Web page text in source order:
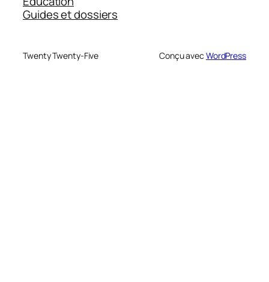
Guides et dossiers
Twenty Twenty-Five Conçu avec WordPress